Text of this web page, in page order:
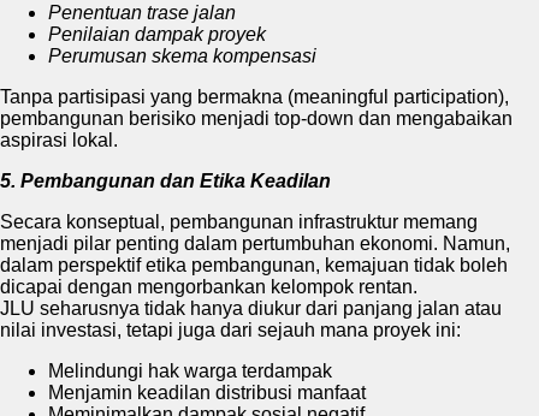
Penentuan trase jalan
Penilaian dampak proyek
Perumusan skema kompensasi
Tanpa partisipasi yang bermakna (meaningful participation),
pembangunan berisiko menjadi top-down dan mengabaikan
aspirasi lokal.
5. Pembangunan dan Etika Keadilan
Secara konseptual, pembangunan infrastruktur memang
menjadi pilar penting dalam pertumbuhan ekonomi. Namun,
dalam perspektif etika pembangunan, kemajuan tidak boleh
dicapai dengan mengorbankan kelompok rentan.
JLU seharusnya tidak hanya diukur dari panjang jalan atau
nilai investasi, tetapi juga dari sejauh mana proyek ini:
Melindungi hak warga terdampak
Menjamin keadilan distribusi manfaat